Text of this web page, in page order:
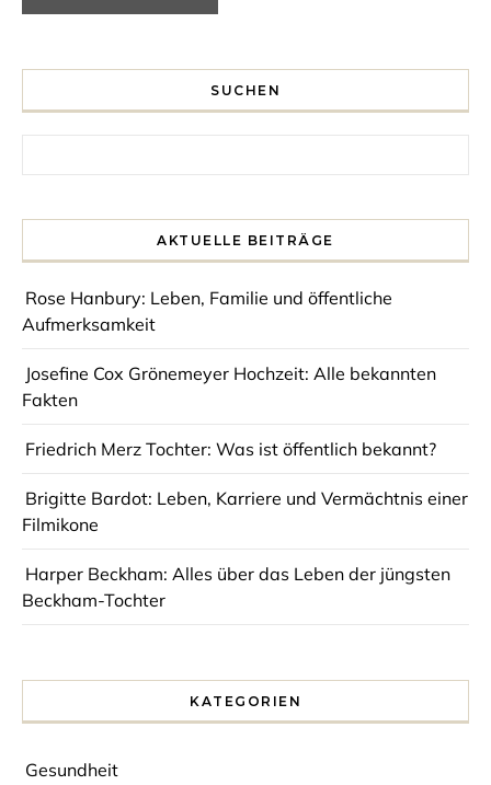
SUCHEN
AKTUELLE BEITRÄGE
Rose Hanbury: Leben, Familie und öffentliche
Aufmerksamkeit
Josefine Cox Grönemeyer Hochzeit: Alle bekannten
Fakten
Friedrich Merz Tochter: Was ist öffentlich bekannt?
Brigitte Bardot: Leben, Karriere und Vermächtnis einer
Filmikone
Harper Beckham: Alles über das Leben der jüngsten
Beckham-Tochter
KATEGORIEN
Gesundheit